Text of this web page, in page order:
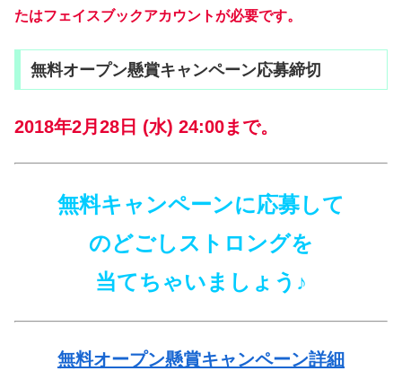
たはフェイスブックアカウントが必要です。
無料オープン懸賞キャンペーン応募締切
2018年2月28日 (水) 24:00まで。
無料キャンペーンに応募して
のどごしストロングを
当てちゃいましょう♪
無料オープン懸賞キャンペーン詳細